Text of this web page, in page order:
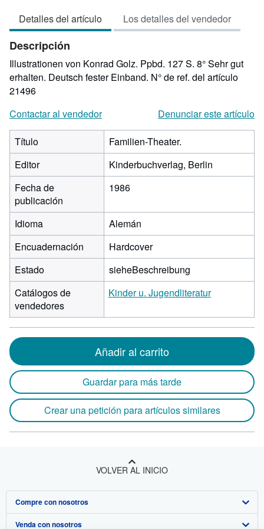
5
de
estrellas
Detalles del artículo Los detalles del vendedor
Descripción
Illustrationen von Konrad Golz. Ppbd. 127 S. 8° Sehr gut
erhalten. Deutsch fester Einband. N° de ref. del artículo
21496
Contactar al vendedor
Denunciar este artículo
Título
Familien-Theater.
Editor
Kinderbuchverlag, Berlin
Fecha de
publicación
1986
Idioma
Alemán
Encuadernación
Hardcover
Estado
sieheBeschreibung
Catálogos de
vendedores
Kinder u. Jugendliteratur
Añadir al carrito
Guardar para más tarde
Crear una petición para artículos similares
VOLVER AL INICIO
Compre con nosotros
Búsqueda avanzada
Venda con nosotros